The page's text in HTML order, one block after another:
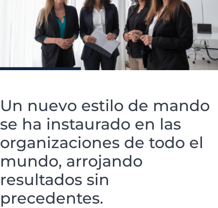
Un nuevo estilo de mando
se ha instaurado en las
organizaciones de todo el
mundo, arrojando
resultados sin
precedentes.